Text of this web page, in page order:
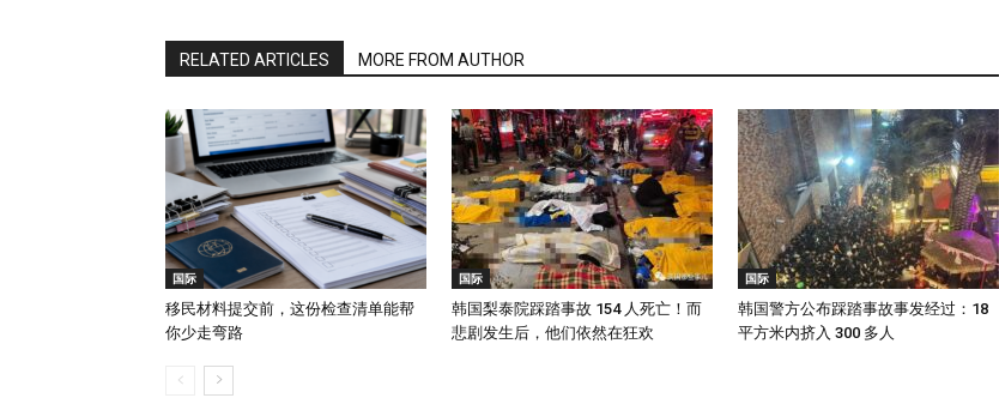
RELATED ARTICLES MORE FROM AUTHOR
国际
移民材料提交前，这份检查清单能帮
你少走弯路
国际
韩国梨泰院踩踏事故 154 人死亡！而
悲剧发生后，他们依然在狂欢
国际
韩国警方公布踩踏事故事发经过：18
平方米内挤入 300 多人